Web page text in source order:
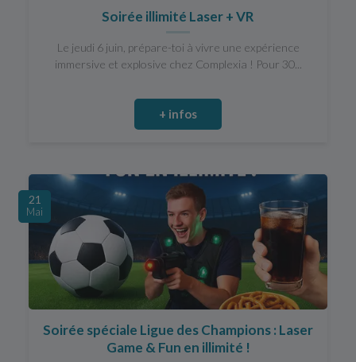
Soirée illimité Laser + VR
Le jeudi 6 juin, prépare-toi à vivre une expérience
immersive et explosive chez Complexia ! Pour 30...
+ infos
21
Mai
Soirée spéciale Ligue des Champions : Laser
Game & Fun en illimité !